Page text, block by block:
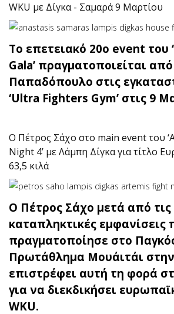
WKU με Δίγκα - Σαμαρά 9 Μαρτίου
Το επετειακό 20ο event του
Gala’ πραγματοποιείται
Παπαδόπουλο στις
‘Ultra Fighters Gym’ στις 9
O Πέτρος Σάχο στο main event του
Night 4’ με Λάμπη Δίγκα για τίτλο
63,5 κιλά
Ο Πέτρος Σάχο μετά από τις
καταπληκτικές εμφανίσεις
πραγματοποίησε στο
Πρωτάθλημα Μουάιτάι
επιστρέφει αυτή τη φορά
για να διεκδικήσει
WKU.